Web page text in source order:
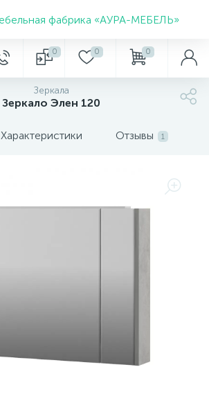
0 0 0
Зеркала
Зеркало Элен 120
Характеристики Отзывы 1